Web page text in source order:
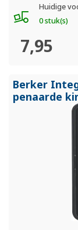
Huidige
0 stuk(s)
7,95
Berker
penaarde